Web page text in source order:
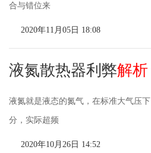
合与错位来
2020年11月05日 18:08
液氮散热器利弊解析
液氮就是液态的氮气，在标准大气压
分，实际超频
2020年10月26日 14:52